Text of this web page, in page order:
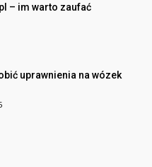
– im warto zaufać
uprawnienia na wózek